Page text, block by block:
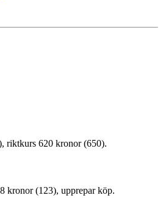
riktkurs 620 kronor (650).
kronor (123), upprepar köp.